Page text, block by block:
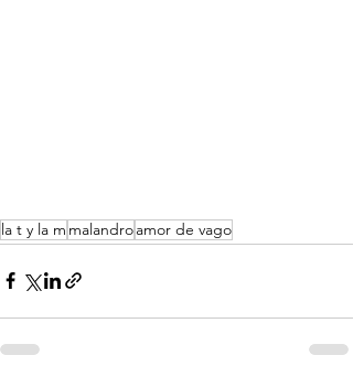
la t y la m malandroamor de vago